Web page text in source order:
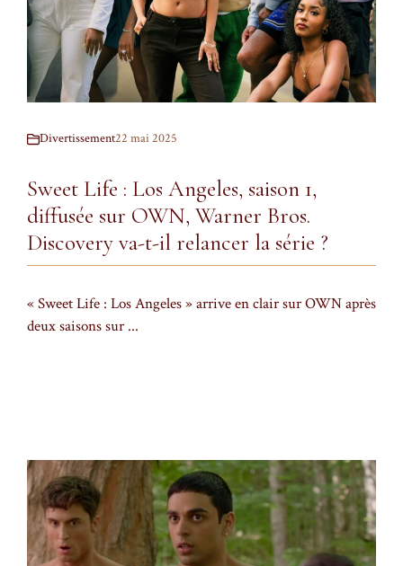
Divertissement22 mai 2025
Sweet Life : Los Angeles, saison 1,
diffusée sur OWN, Warner Bros.
Discovery va-t-il relancer la série ?
« Sweet Life : Los Angeles » arrive en clair sur OWN après
deux saisons sur ...